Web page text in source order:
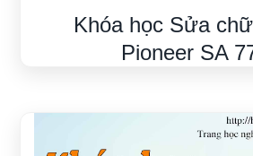
Khóa học Sửa
Pioneer SA